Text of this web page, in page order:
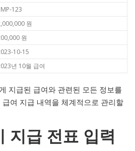
123
원
원
10-15
년 10월 급여
지급된 급여와 관련된 모든 정보를
여 지급 내역을 체계적으로 관리할
지급 전표 입력